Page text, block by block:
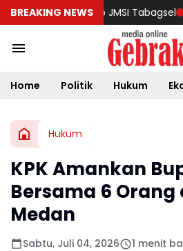
BREAKING NEWS
di Rakercab JMSI Tabagsel
Home Politik Hukum
Hukum
KPK Amankan
Bersama 6 Orang
Medan
Sabtu, Juli 04, 2026 1 menit